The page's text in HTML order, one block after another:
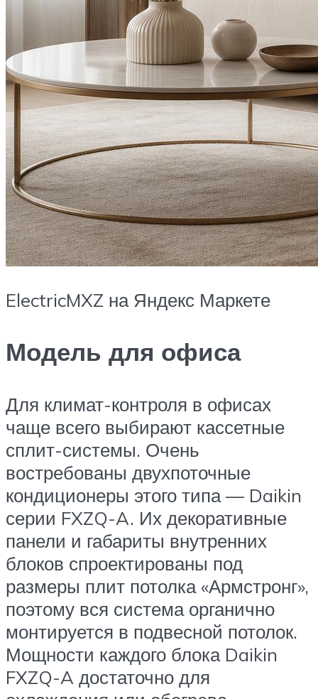
ElectricMXZ на Яндекс Маркете
Модель для офиса
Для климат-контроля в офисах
чаще всего выбирают кассетные
сплит-системы. Очень
востребованы двухпоточные
кондиционеры этого типа — Daikin
серии FXZQ-A. Их декоративные
панели и габариты внутренних
блоков спроектированы под
размеры плит потолка «Армстронг»,
поэтому вся система органично
монтируется в подвесной потолок.
Мощности каждого блока Daikin
FXZQ-A достаточно для